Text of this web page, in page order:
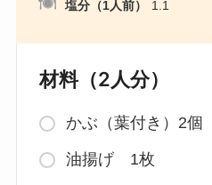
塩分（1人前） 1.1
材料（2人分）
かぶ（葉付き）2個
油揚げ 1枚